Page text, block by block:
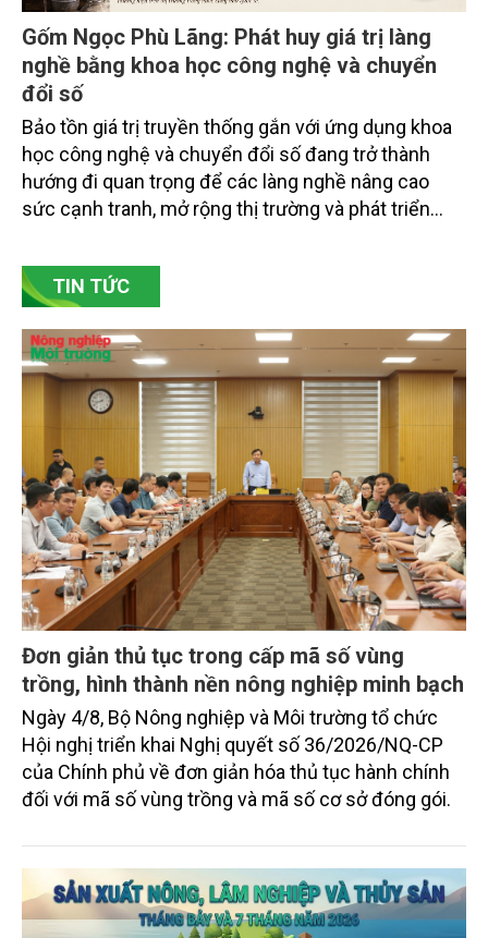
Gốm Ngọc Phù Lãng: Phát huy giá trị làng
nghề bằng khoa học công nghệ và chuyển
đổi số
Bảo tồn giá trị truyền thống gắn với ứng dụng khoa
học công nghệ và chuyển đổi số đang trở thành
hướng đi quan trọng để các làng nghề nâng cao
sức cạnh tranh, mở rộng thị trường và phát triển
Bắc Ninh, nhiều nghệ nhân và cơ sở sản xuất đã
chủ động đổi mới tư duy, đầu tư công nghệ, xây
TIN TỨC
Đơn giản thủ tục trong cấp mã số vùng
trồng, hình thành nền nông nghiệp minh bạch
Ngày 4/8, Bộ Nông nghiệp và Môi trường tổ chức
Hội nghị triển khai Nghị quyết số 36/2026/NQ-CP
của Chính phủ về đơn giản hóa thủ tục hành chính
đối với mã số vùng trồng và mã số cơ sở đóng gói.